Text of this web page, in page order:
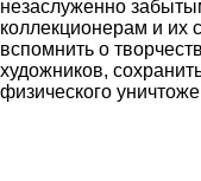
незаслуженно
коллекционерам и
вспомнить о
художников,
физического